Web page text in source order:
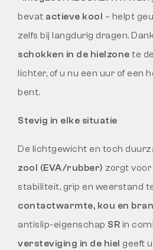
bevat actieve kool – helpt
zelfs bij langdurig dragen.
schokken in de hielzone te
lichter, of u nu een uur of een
bent.
Stevig in elke situatie
De lichtgewicht en toch
zool (EVA/rubber) zorgt
stabiliteit, grip en weerstand
contactwarmte, kou en
antislip-eigenschap SR in
versteviging in de hiel geeft